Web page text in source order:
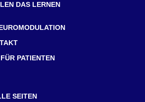
DAS LERNEN
PATIENTEN
SEITEN